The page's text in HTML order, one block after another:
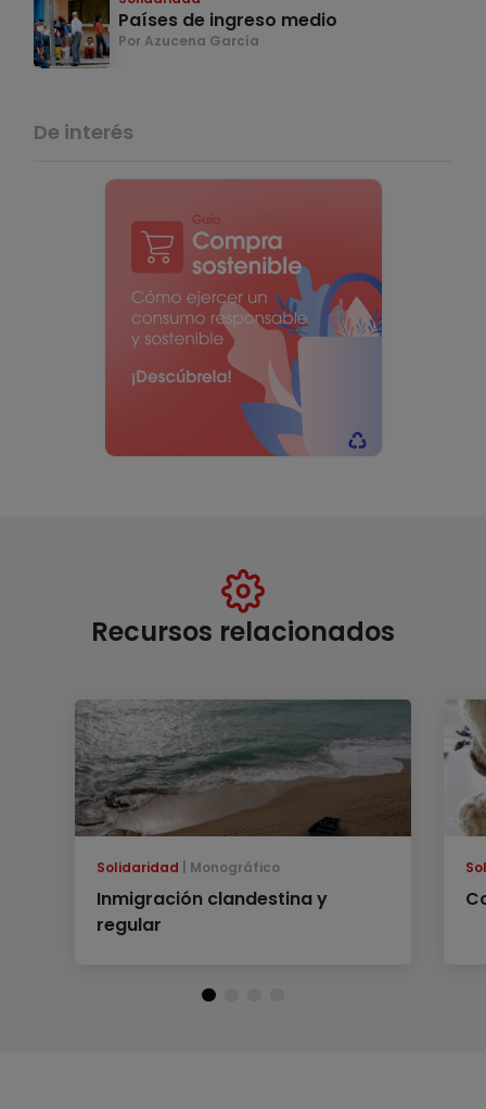
Países de ingreso medio
Por Azucena García
De interés
Recursos relacionados
Solidaridad Monográfico
Inmigración clandestina y
regular